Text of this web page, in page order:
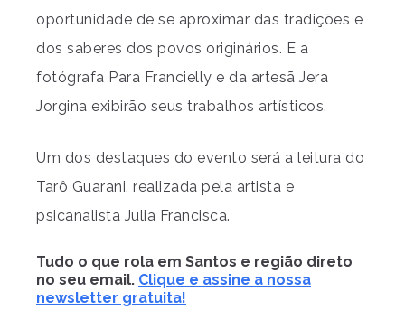
oportunidade de se aproximar das tradições e
dos saberes dos povos originários. E a
fotógrafa Para Francielly e da artesã Jera
Jorgina exibirão seus trabalhos artísticos.
Um dos destaques do evento será a leitura do
Tarô Guarani, realizada pela artista e
psicanalista Julia Francisca.
Tudo o que rola em Santos e região direto
no seu email. Clique e assine a nossa
newsletter gratuita!